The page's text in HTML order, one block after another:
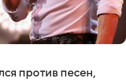
против песен,